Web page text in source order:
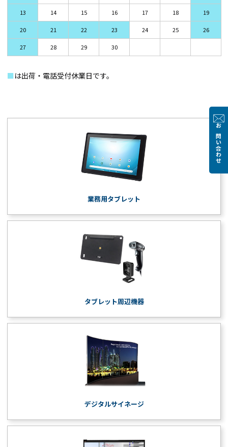
お問い合わせ
13 14 15 16 17 18 19
20 21 22 23 24 25 26
27 28 29 30
■ は出荷・電話受付休業日です。
業務用タブレット
タブレット周辺機器
デジタルサイネージ